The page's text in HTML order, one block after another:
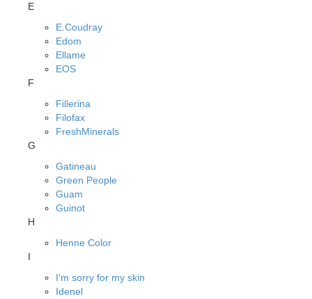
E
E.Coudray
Edom
Ellame
EOS
F
Fillerina
Filofax
FreshMinerals
G
Gatineau
Green People
Guam
Guinot
H
Henne Color
I
I'm sorry for my skin
Idenel